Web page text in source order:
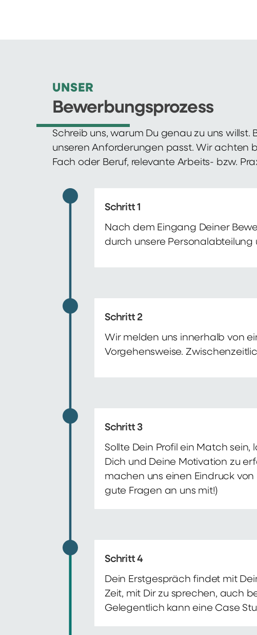
UNSER
Bewerbungsprozess
Schreib uns, warum Du genau zu uns
unseren Anforderungen passt. Wir achten
Fach oder Beruf, relevante Arbeits- bzw.
Schritt 1
Nach dem Eingang Deiner
durch unsere
Schritt 2
Wir melden uns innerhalb von
Vorgehensweise.
Schritt 3
Sollte Dein Profil ein Match
Dich und Deine Motivation zu
machen uns einen Eindruck
gute Fragen an uns mit!)
Schritt 4
Dein Erstgespräch findet mit
Zeit, mit Dir zu sprechen, auch
Gelegentlich kann eine Case